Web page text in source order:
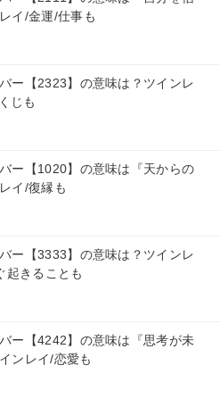
イ/金運/仕事も
ー【2323】の意味は？ツインレ
じも
ー【1020】の意味は『天からの
イ/復縁も
ー【3333】の意味は？ツインレ
起きることも
ー【4242】の意味は『思考が未
ンレイ/恋愛も